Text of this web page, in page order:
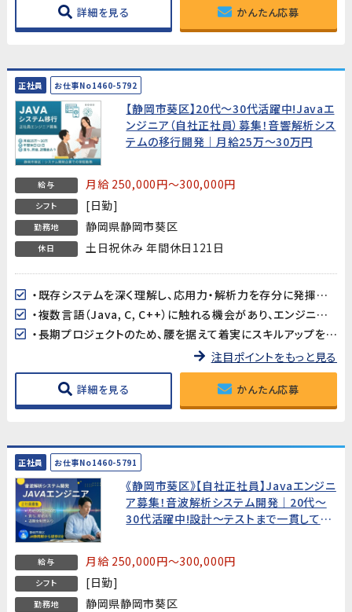
詳細を見る かんたん応募
正社員 お仕事No1460-5792
【静岡市葵区】20代～30代活躍中!Javaエ
ンジニア（自社正社員）募集！音響解析シス
テムの移行開発｜月給25万〜30万円
給与 月給 250,000円～300,000円
シフト [日勤]
勤務地 静岡県静岡市葵区
休日 土日祝休み 年間休日121日
・既存システムを深く理解し、応用力・解析力を存分に発揮できるプロジェクトです。
・複数言語（Java, C, C++）に触れる機会があり、エンジニアとしての対応領域を拡大できます。
・長期プロジェクトのため、腰を据えて着実にスキルアップを目指せます。
注目ポイントをもっと見る
詳細を見る かんたん応募
正社員 お仕事No1460-5791
《静岡市葵区》【自社正社員】Javaエンジニ
ア募集！音波解析システム開発｜20代～
30代活躍中!設計～テストまで一貫して携
給与 月給 250,000円～300,000円
シフト [日勤]
勤務地 静岡県静岡市葵区